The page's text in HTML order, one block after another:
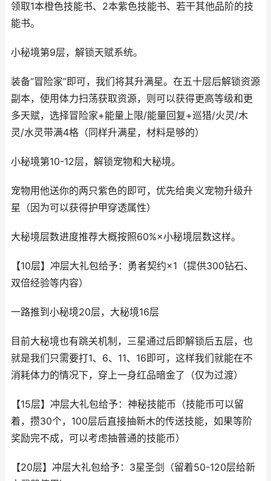
领取1本橙色技能书、2本紫色技能书、若干其他品阶的技
能书。
小秘境第9层，解锁天赋系统。
装备“冒险家”即可，我们将其升满星。在五十层后解锁资源
副本，使用体力扫荡获取资源，则可以获得更高等级和更
多天赋，选择冒险家+能量上限/能量回复+巡猎/火灵/木
灵/水灵带满4格（同样升满星，材料是够的）
小秘境第10-12层，解锁宠物和大秘境。
宠物用他送你的两只紫色的即可，优先给奥义宠物升级升
星（因为可以获得护甲穿透属性）
大秘境层数进度推荐大概按照60%×小秘境层数这样。
【10层】冲层大礼包给予：勇者契约×1（提供300钻石、
双倍经验等内容）
一路推到小秘境20层，大秘境16层
目前大秘境也有跳关机制，三星通过后即解锁后五层，也
就是我们只需要打1、6、11、16即可，这样我们就能在不
消耗体力的情况下，穿上一身红品暗金了（仅为过渡）
【15层】冲层大礼包给予：神秘技能币（技能币可以留
着，攒30个，100层后直接抽新木的传送技能，如果等阶
奖励完不成，可以考虑抽普通的技能币）
【20层】冲层大礼包给予：3星圣剑（留着50-120层给新